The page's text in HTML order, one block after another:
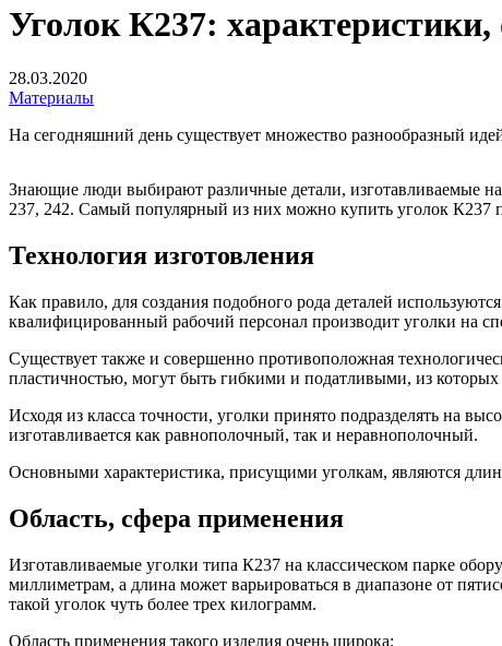
Уголок К237:
28.03.2020
Материалы
На сегодняшний день существует множество разнообразный
Знающие люди выбирают различные детали, изготавливаемые
237, 242. Самый популярный из них можно купить уголок К237
Технология изготовления
Как правило, для создания подобного рода деталей
квалифицированный рабочий персонал производит уголки на
Существует также и совершенно противоположная
пластичностью, могут быть гибкими и податливыми, из
Исходя из класса точности, уголки принято подразделять на
изготавливается как равнополочный, так и неравнополочный.
Основными характеристика, присущими уголкам, являются
Область, сфера применения
Изготавливаемые уголки типа К237 на классическом парке
миллиметрам, а длина может варьироваться в диапазоне от
такой уголок чуть более трех килограмм.
Область применения такого изделия очень широка: